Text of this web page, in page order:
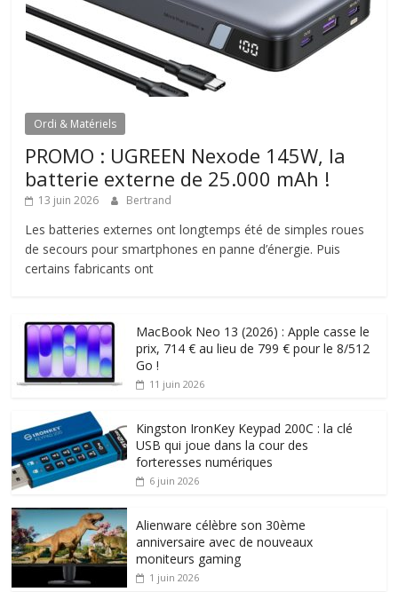
Ordi & Matériels
PROMO : UGREEN Nexode 145W, la
batterie externe de 25.000 mAh !
13 juin 2026 Bertrand
Les batteries externes ont longtemps été de simples roues
de secours pour smartphones en panne d’énergie. Puis
certains fabricants ont
MacBook Neo 13 (2026) : Apple casse le
prix, 714 € au lieu de 799 € pour le 8/512
Go !
11 juin 2026
Kingston IronKey Keypad 200C : la clé
USB qui joue dans la cour des
forteresses numériques
6 juin 2026
Alienware célèbre son 30ème
anniversaire avec de nouveaux
moniteurs gaming
1 juin 2026